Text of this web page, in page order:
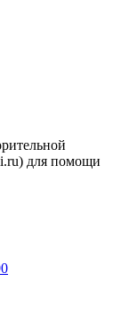
для помощи